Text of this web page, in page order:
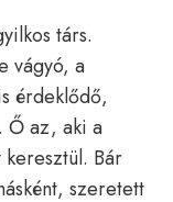
társ.
vágyó, a
érdeklődő,
Ő az, aki a
Bár
szeretett